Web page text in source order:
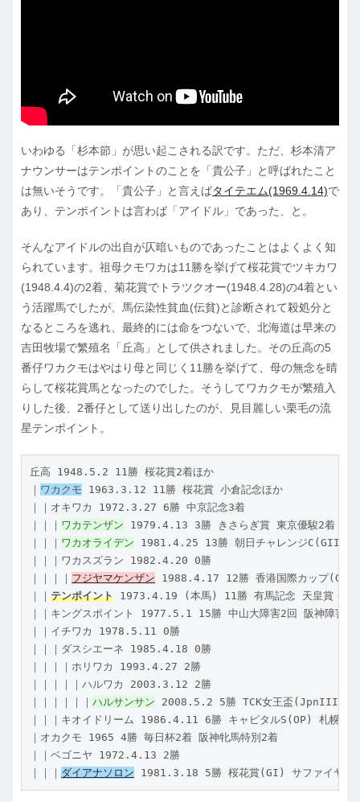
いわゆる「杉本節」が思い起こされる訳です。ただ、杉本清ア
ナウンサーはテンポイントのことを「貴公子」と呼ばれたこと
は無いそうです。「貴公子」と言えばタイテエム(1969.4.14)で
あり、テンポイントは言わば「アイドル」であった、と。
そんなアイドルの出自が仄暗いものであったことはよくよく知
られています。祖母クモワカは11勝を挙げて桜花賞でツキカワ
(1948.4.4)の2着、菊花賞でトラツクオー(1948.4.28)の4着とい
う活躍馬でしたが、馬伝染性貧血(伝貧)と診断されて殺処分と
なるところを逃れ、最終的には命をつないで、北海道は早来の
吉田牧場で繁殖名「丘高」として供されました。その丘高の5
番仔ワカクモはやはり母と同じく11勝を挙げて、母の無念を晴
らして桜花賞馬となったのでした。そうしてワカクモが繁殖入
りした後、2番仔として送り出したのが、見目麗しい栗毛の流
星テンポイント。
丘高 1948.5.2 11勝 桜花賞2着ほか
｜ ワカクモ 1963.3.12 11勝 桜花賞 小倉記念ほか
｜｜オキワカ 1972.3.27 6勝 中京記念3着
｜｜｜ ワカテンザン 1979.4.13 3勝 きさらぎ賞 東京優駿2着 皐
｜｜｜ ワカオライデン 1981.4.25 13勝 朝日チャレンジC(GIII)
｜｜｜ワカスズラン 1982.4.20 0勝
｜｜｜｜ フジヤマケンザン 1988.4.17 12勝 香港国際カップ
｜｜ テンポイント 1973.4.19 (本馬) 11勝 有馬記念 天皇賞・春
｜｜キングスポイント 1977.5.1 15勝 中山大障害2回 阪神障害S3
｜｜イチワカ 1978.5.11 0勝
｜｜｜ダスシエーネ 1985.4.18 0勝
｜｜｜｜ホリワカ 1993.4.27 2勝
｜｜｜｜｜ハルワカ 2003.3.12 2勝
｜｜｜｜｜｜ ハルサンサン 2008.5.2 5勝 TCK女王盃(JpnIII)ほ
｜｜｜キオイドリーム 1986.4.11 6勝 キャピタルS(OP) 札幌日
｜オカクモ 1965 4勝 毎日杯2着 阪神牝馬特別2着
｜｜ベゴニヤ 1972.4.13 2勝
｜｜｜ ダイアナソロン 1981.3.18 5勝 桜花賞(GI) サファイヤ